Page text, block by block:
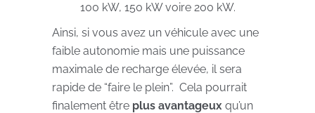
100 kW, 150 kW voire 200 kW.
Ainsi, si vous avez un véhicule avec une
faible autonomie mais une puissance
maximale de recharge élevée, il sera
rapide de “faire le plein”. Cela pourrait
finalement être plus avantageux qu’un